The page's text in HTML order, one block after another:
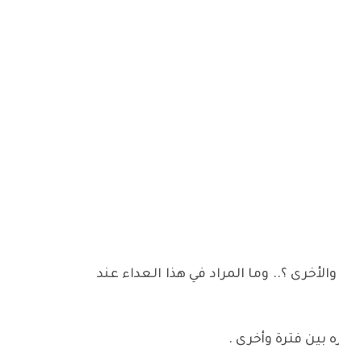
؟.. وما المراد في هذا العداء عند
فترة وأخرى .